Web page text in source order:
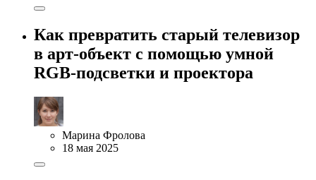
Как превратить старый телевизор
в арт-объект с помощью умной
RGB-подсветки и проектора
Марина Фролова
18 мая 2025